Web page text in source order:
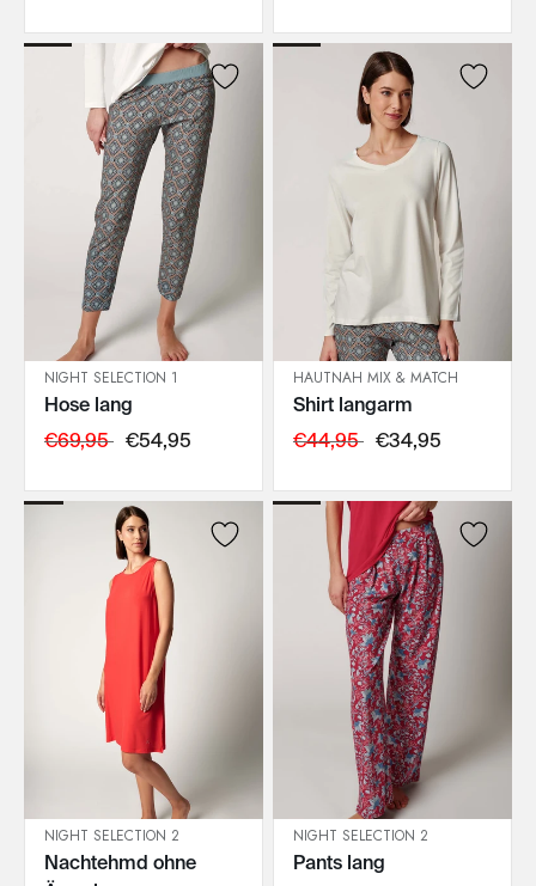
IN DEN WARENKORB
NIGHT SELECTION 1
Hose lang
€69,95 €54,95
IN DEN WARENKORB
HAUTNAH MIX & MATCH
Shirt langarm
€44,95 €34,95
IN DEN WARENKORB
NIGHT SELECTION 2
Nachtehmd ohne
IN DEN WARENKORB
NIGHT SELECTION 2
Pants lang